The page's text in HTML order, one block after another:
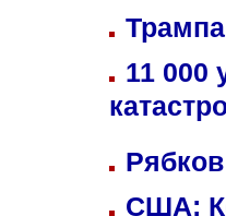
11 000
США: